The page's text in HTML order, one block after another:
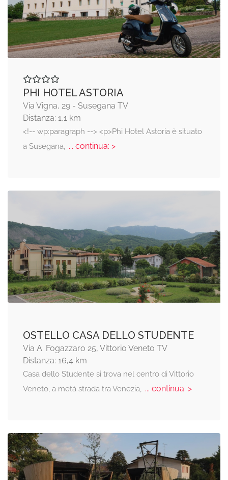
PHI HOTEL ASTORIA
Via Vigna, 29 - Susegana TV
Distanza: 1,1 km
<!-- wp:paragraph --> <p>Phi Hotel Astoria è situato
a Susegana, ... continua: >
OSTELLO CASA DELLO STUDENTE
Via A. Fogazzaro 25, Vittorio Veneto TV
Distanza: 16,4 km
Casa dello Studente si trova nel centro di Vittorio
Veneto, a metà strada tra Venezia, ... continua: >